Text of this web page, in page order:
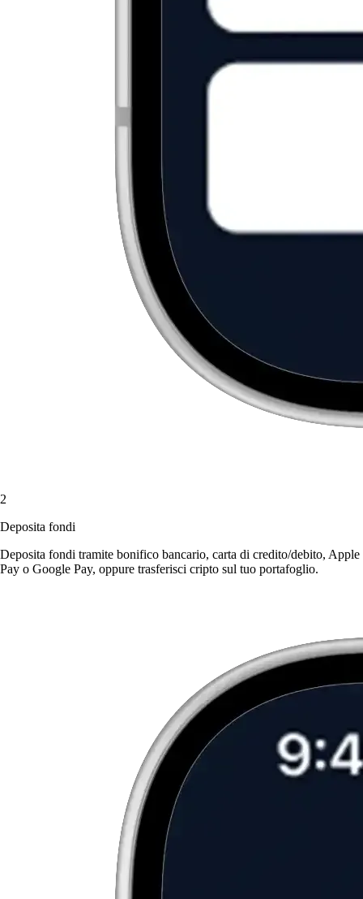
2
Deposita fondi
Deposita fondi tramite bonifico bancario, carta di credito/debito, Apple
Pay o Google Pay, oppure trasferisci cripto sul tuo portafoglio.